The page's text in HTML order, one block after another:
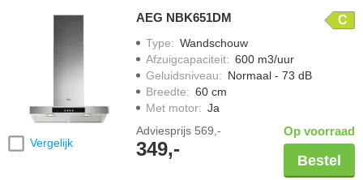
Vergelijk
AEG NBK651DM C
Type: Wandschouw
Afzuigcapaciteit: 600 m3/uur
Geluidsniveau: Normaal - 73 dB
Breedte: 60 cm
Met motor: Ja
Adviesprijs 569,-
349,-
Op voorraad
Bestel